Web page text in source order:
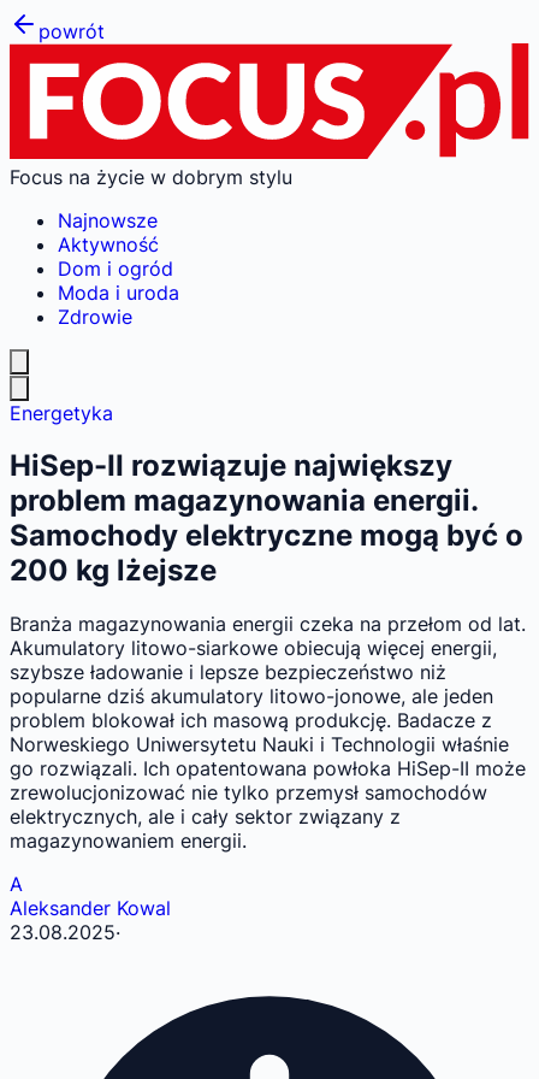
powrót
Focus na życie w dobrym stylu
Najnowsze
Aktywność
Dom i ogród
Moda i uroda
Zdrowie
Energetyka
HiSep-II rozwiązuje największy
problem magazynowania energii.
Samochody elektryczne mogą być o
200 kg lżejsze
Branża magazynowania energii czeka na przełom od lat.
Akumulatory litowo-siarkowe obiecują więcej energii,
szybsze ładowanie i lepsze bezpieczeństwo niż
popularne dziś akumulatory litowo-jonowe, ale jeden
problem blokował ich masową produkcję. Badacze z
Norweskiego Uniwersytetu Nauki i Technologii właśnie
go rozwiązali. Ich opatentowana powłoka HiSep-II może
zrewolucjonizować nie tylko przemysł samochodów
elektrycznych, ale i cały sektor związany z
magazynowaniem energii.
A
Aleksander Kowal
23.08.2025·